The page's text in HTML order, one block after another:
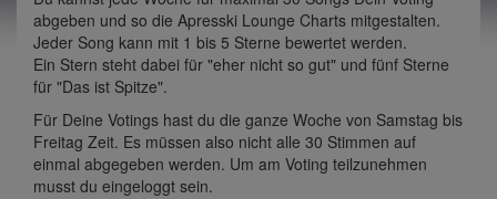
abgeben und so die Apresski Lounge Charts mitgestalten.
Jeder Song kann mit 1 bis 5 Sterne bewertet werden.
Ein Stern steht dabei für "eher nicht so gut" und fünf Sterne
für "Das ist Spitze".
Für Deine Votings hast du die ganze Woche von Samstag bis
Freitag Zeit. Es müssen also nicht alle 30 Stimmen auf
einmal abgegeben werden. Um am Voting teilzunehmen
musst du eingeloggt sein.